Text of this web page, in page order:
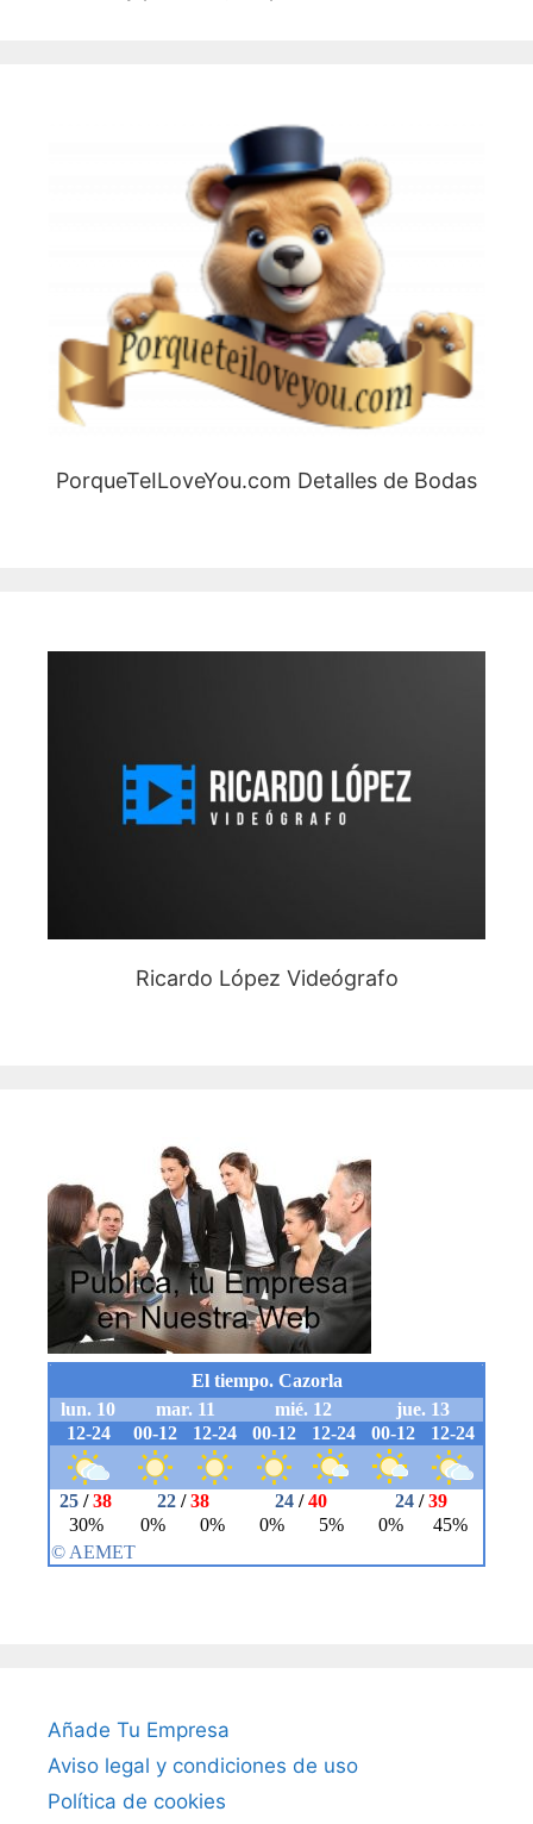
PorqueTeILoveYou.com Detalles de Bodas
Ricardo López Videógrafo
Añade Tu Empresa
Aviso legal y condiciones de uso
Política de cookies